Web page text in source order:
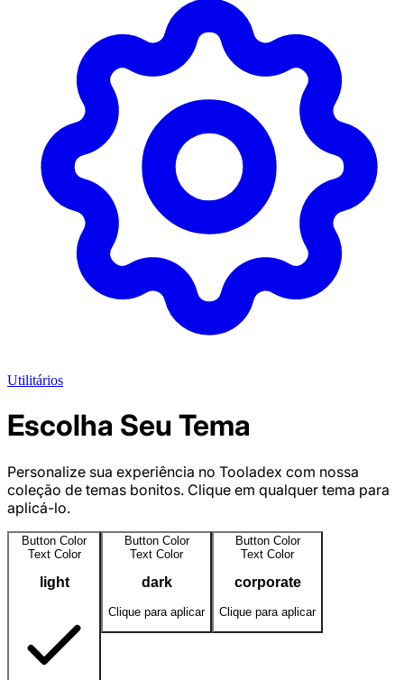
Utilitários
Escolha Seu Tema
Personalize sua experiência no Tooladex com nossa
coleção de temas bonitos. Clique em qualquer tema para
aplicá-lo.
Button Color
Text Color
light
Button Color
Text Color
dark
Clique para aplicar
Button Color
Text Color
corporate
Clique para aplicar